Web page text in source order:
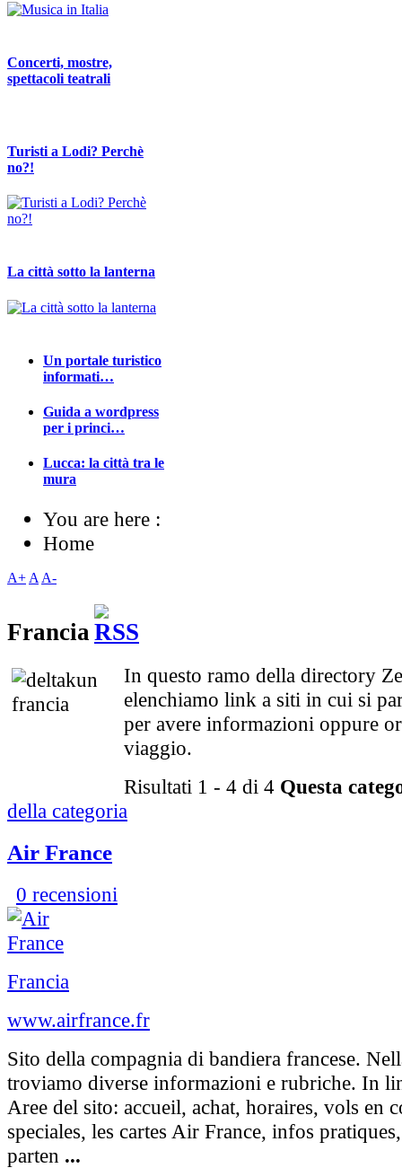
Concerti, mostre,
spettacoli teatrali
Turisti a Lodi? Perchè
no?!
La città sotto la lanterna
Un portale turistico
informati…
Guida a wordpress
per i princi…
Lucca: la città tra le
mura
You are here :
Home
A+ A A-
Francia
In questo ramo della directory
elenchiamo link a siti in cui si
per avere informazioni oppure
viaggio.
Risultati 1 - 4 di 4 Questa
della categoria
Air France
0 recensioni
Francia
www.airfrance.fr
Sito della compagnia di bandiera francese.
troviamo diverse informazioni e rubriche. In
Aree del sito: accueil, achat, horaires, vols en
speciales, les cartes Air France, infos
parten ...